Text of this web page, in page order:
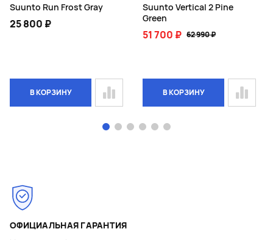
Suunto Run Frost Gray
25 800 ₽
В КОРЗИНУ
Suunto Vertical 2 Pine
Green
51 700 ₽ 62 990 ₽
В КОРЗИНУ
ОФИЦИАЛЬНАЯ ГАРАНТИЯ